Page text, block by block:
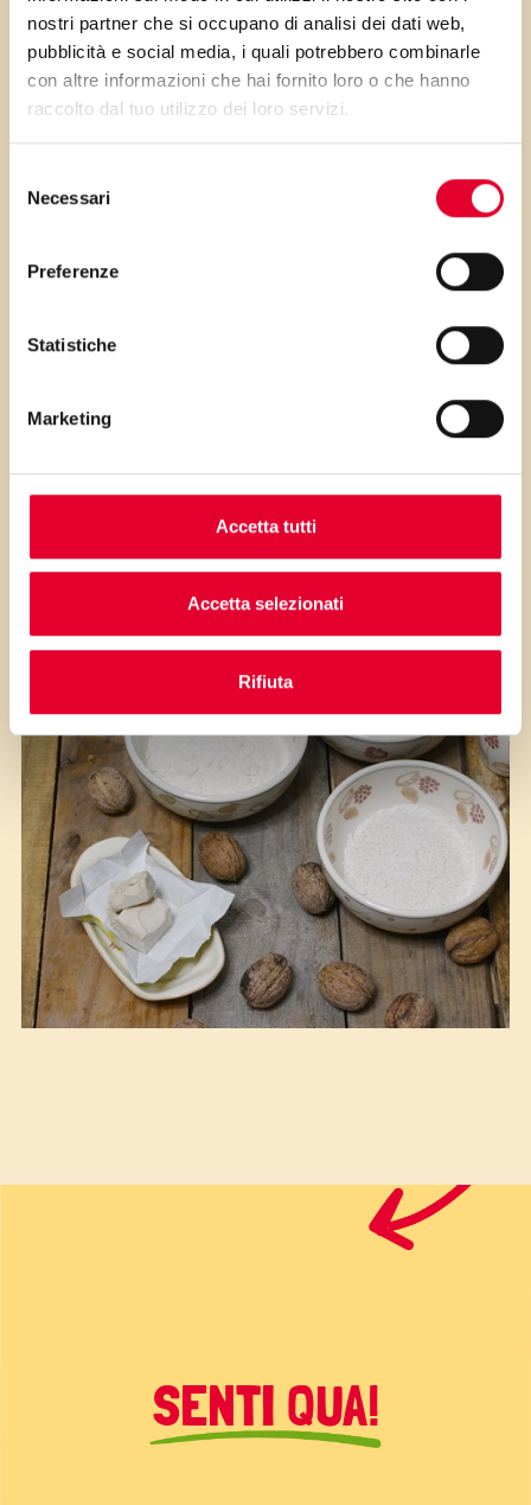
nostri partner che si occupano di analisi dei dati web,
pubblicità e social media, i quali potrebbero combinarle
con altre informazioni che hai fornito loro o che hanno
raccolto dal tuo utilizzo dei loro servizi.
delNecessari
Preferenze
Statistiche
Marketing
Accetta tutti
Accetta selezionati
Rifiuta
salate come verdure o carni.
PRIMA GLI
...poi clicca sui numeri a lato per scorrere
ingredienti
SENTI QUA!